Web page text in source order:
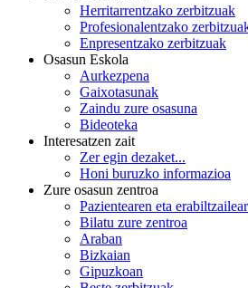
Herritarrentzako zerbitzuak
Profesionalentzako
Enpresentzako zerbitzuak
Osasun Eskola
Aurkezpena
Gaixotasunak
Zaindu zure osasuna
Bideoteka
Interesatzen zait
Zer egin dezaket...
Honi buruzko informazioa
Zure osasun zentroa
Pazientearen eta
Bilatu zure zentroa
Araban
Bizkaian
Gipuzkoan